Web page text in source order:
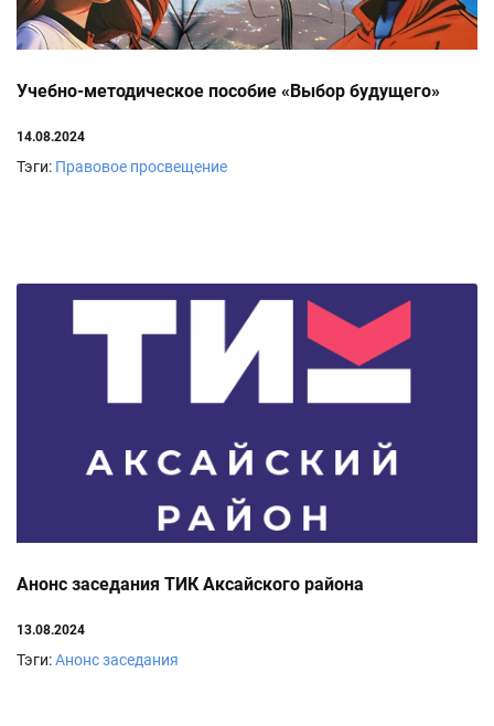
Учебно-методическое пособие «Выбор будущего»
14.08.2024
Тэги: Правовое просвещение
Анонс заседания ТИК Аксайского района
13.08.2024
Тэги:Анонс заседания